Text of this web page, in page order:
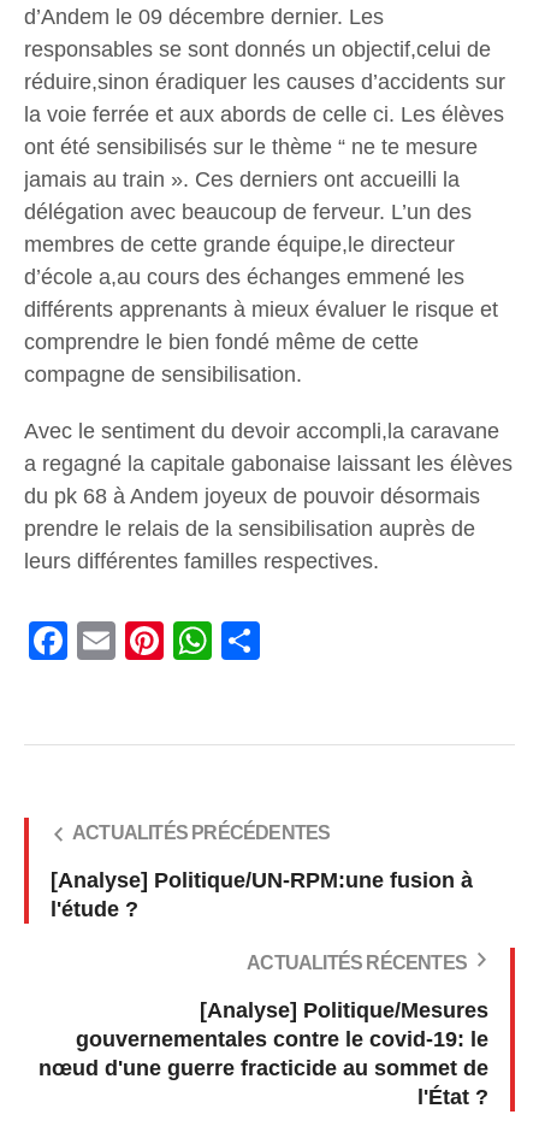
d’Andem le 09 décembre dernier. Les
responsables se sont donnés un objectif,celui de
réduire,sinon éradiquer les causes d’accidents sur
la voie ferrée et aux abords de celle ci. Les élèves
ont été sensibilisés sur le thème “ ne te mesure
jamais au train ». Ces derniers ont accueilli la
délégation avec beaucoup de ferveur. L’un des
membres de cette grande équipe,le directeur
d’école a,au cours des échanges emmené les
différents apprenants à mieux évaluer le risque et
comprendre le bien fondé même de cette
compagne de sensibilisation.
Avec le sentiment du devoir accompli,la caravane
a regagné la capitale gabonaise laissant les élèves
du pk 68 à Andem joyeux de pouvoir désormais
prendre le relais de la sensibilisation auprès de
leurs différentes familles respectives.
Facebook
Email PinterestWhatsApp
ACTUALITÉS PRÉCÉDENTES
[Analyse] Politique/UN-RPM:une fusion à
l'étude ?
ACTUALITÉS RÉCENTES
[Analyse] Politique/Mesures
gouvernementales contre le covid-19: le
nœud d'une guerre fracticide au sommet de
l'État ?